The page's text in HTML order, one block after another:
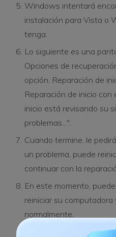
Windows intentará
instalación para Vista o
tenga.
Lo siguiente es una
Opciones de
opción, Reparación de
Reparación de inicio
inicio está revisando su
problemas...".
Cuando termine, le
un problema, puede
continuar con la
En este momento,
reiniciar su
normalmente.